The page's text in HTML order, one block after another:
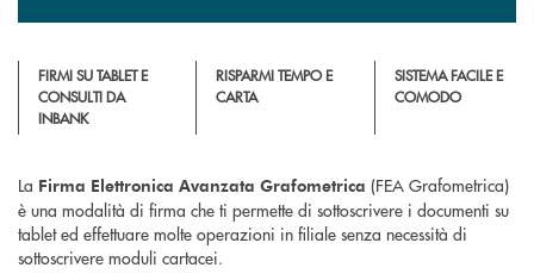
FIRMI SU TABLET E
CONSULTI DA
INBANK
RISPARMI TEMPO E
CARTA
SISTEMA FACILE E
COMODO
La Firma Elettronica Avanzata Grafometrica (FEA Grafometrica)
è una modalità di firma che ti permette di sottoscrivere i documenti su
tablet ed effettuare molte operazioni in filiale senza necessità di
sottoscrivere moduli cartacei.